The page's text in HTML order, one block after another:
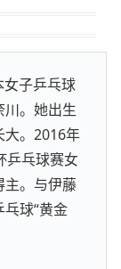
子乒乓球
。她出生
大。2016年
乒乓球赛女
主。与伊藤
球“黄金